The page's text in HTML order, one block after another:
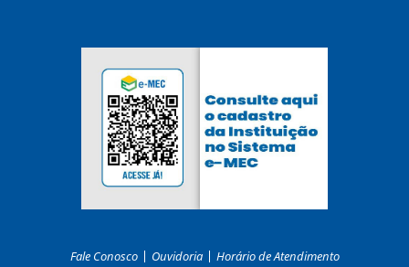
Fale Conosco Ouvidoria Horário de Atendimento